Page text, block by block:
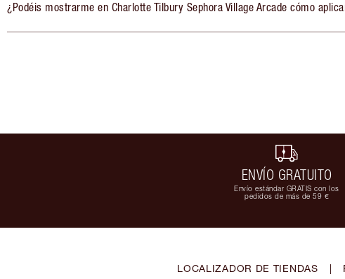
¿Podéis mostrarme en Charlotte Tilbury Sephora Village Arcade cómo
ENVÍO GRATUITO
Envío estándar GRATIS con los
pedidos de más de 59 €
LOCALIZADOR DE TIENDAS |